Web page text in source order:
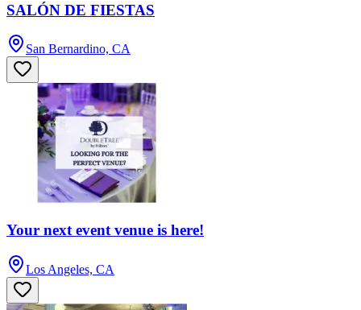
SALÓN DE FIESTAS
San Bernardino, CA
Your next event venue is here!
Los Angeles, CA